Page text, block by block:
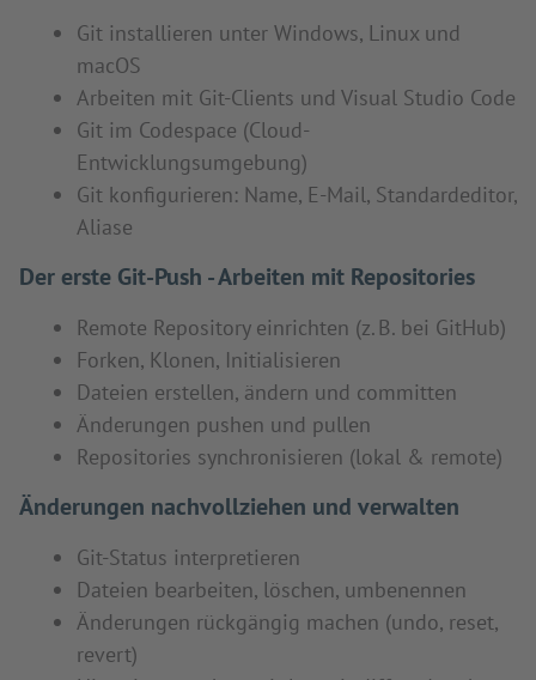
Git installieren unter Windows, Linux und
macOS
Arbeiten mit Git-Clients und Visual Studio Code
Git im Codespace (Cloud-
Entwicklungsumgebung)
Git konfigurieren: Name, E-Mail, Standardeditor,
Aliase
Der erste Git-Push - Arbeiten mit Repositories
Remote Repository einrichten (z. B. bei GitHub)
Forken, Klonen, Initialisieren
Dateien erstellen, ändern und committen
Änderungen pushen und pullen
Repositories synchronisieren (lokal & remote)
Änderungen nachvollziehen und verwalten
Git-Status interpretieren
Dateien bearbeiten, löschen, umbenennen
Änderungen rückgängig machen (undo, reset,
revert)